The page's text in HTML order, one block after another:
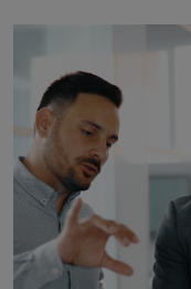
Business
Sviluppo App
Operation
Smart Working
Efficientamento
Project Management
Finanza & Gestione
Risk Management